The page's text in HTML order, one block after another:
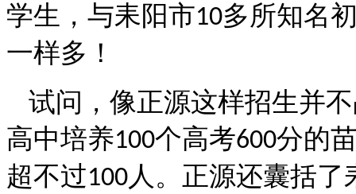
学生，与耒阳市10多所知名
一样多！
试问，像正源这样招生并
高中培养100个高考600分的
超不过100人。正源还囊括